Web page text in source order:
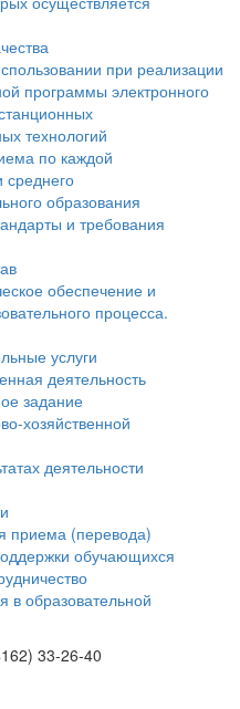
при реализации
программы электронного
технологий
по каждой
среднего
образования
и требования
обеспечение и
процесса.
услуги
деятельность
задание
хозяйственной
деятельности
приема (перевода)
обучающихся
в образовательной
33-26-40